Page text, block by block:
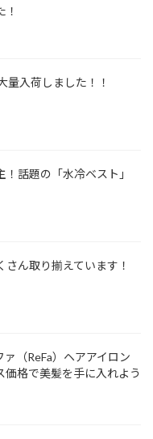
量入荷しました！！
話題の「水冷ベスト」
ん取り揃えています！
（ReFa）ヘアアイロン
格で美髪を手に入れよう